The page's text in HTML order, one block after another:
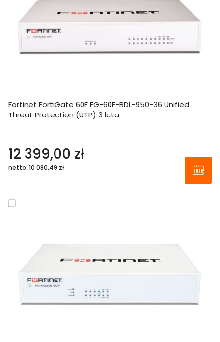
Fortinet FortiGate 60F FG-60F-BDL-950-36 Unified
Threat Protection (UTP) 3 lata
12 399,00 zł
netto: 10 080,49 zł